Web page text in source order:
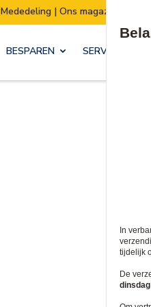
Mededeling | Ons magazijn
BESPAREN SERVICES &